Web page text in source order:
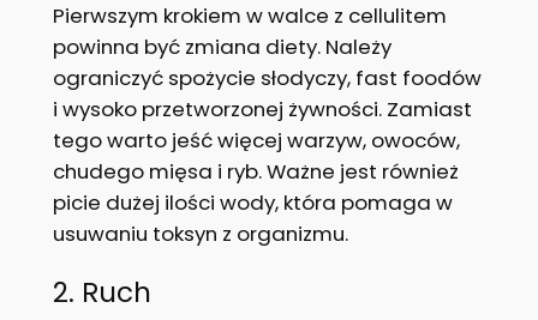
Pierwszym krokiem w walce z cellulitem
powinna być zmiana diety. Należy
ograniczyć spożycie słodyczy, fast foodów
i wysoko przetworzonej żywności. Zamiast
tego warto jeść więcej warzyw, owoców,
chudego mięsa i ryb. Ważne jest również
picie dużej ilości wody, która pomaga w
usuwaniu toksyn z organizmu.
2. Ruch